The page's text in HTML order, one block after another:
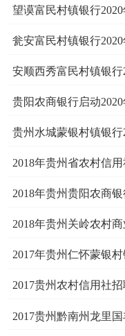
2017贵州农村信用社